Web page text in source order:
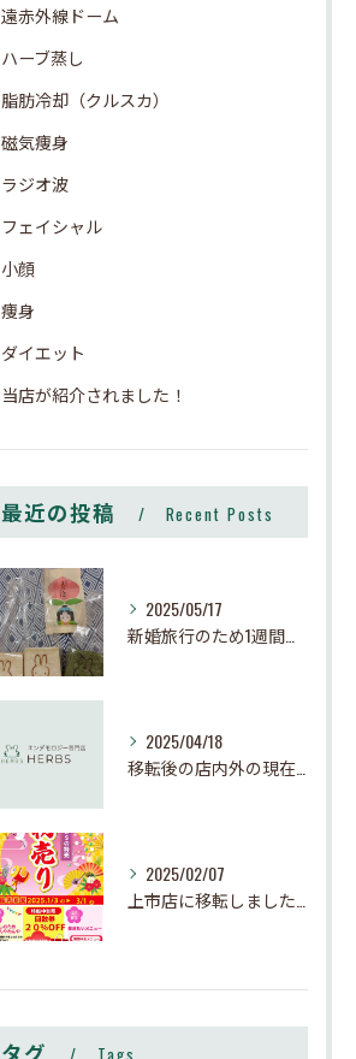
遠赤外線ドーム
ハーブ蒸し
脂肪冷却（クルスカ）
磁気痩身
ラジオ波
フェイシャル
小顔
痩身
ダイエット
当店が紹介されました！
最近の投稿 Recent Posts
2025/05/17
2025/04/18
2025/02/07
タグ Tags